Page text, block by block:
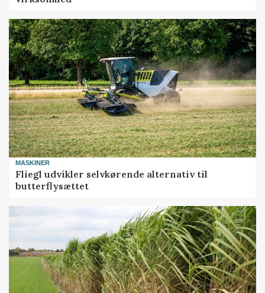
MASKINER
Fliegl udvikler selvkørende alternativ til
butterflysættet